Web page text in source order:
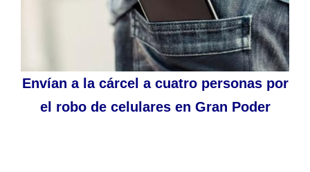
Envían a la cárcel a cuatro personas por
el robo de celulares en Gran Poder